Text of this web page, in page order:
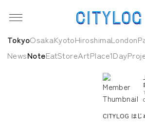
TokyoOsakaKyotoHiroshimaLondon
NewsNoteEatStoreArtPlace1Day
CITYLOG はじ